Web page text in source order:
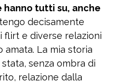
hanno tutti su, anche
decisamente
flirt e diverse relazioni
amata. La mia storia
senza ombra di
relazione dalla